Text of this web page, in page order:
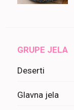
GRUPE JELA
Deserti
Glavna jela